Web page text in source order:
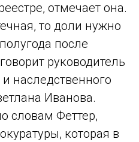
отмечает она.
то доли нужно
после
руководитель
наследственного
Иванова.
словам Феттер,
которая в